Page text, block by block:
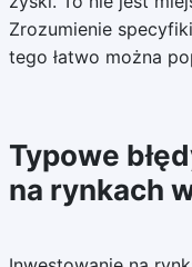
Zrozumienie
tego łatwo można
Typowe
na rynkach